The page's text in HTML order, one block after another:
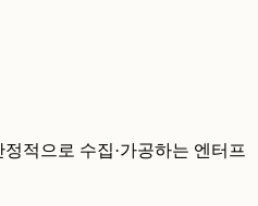
적으로 수집·가공하는 엔터프